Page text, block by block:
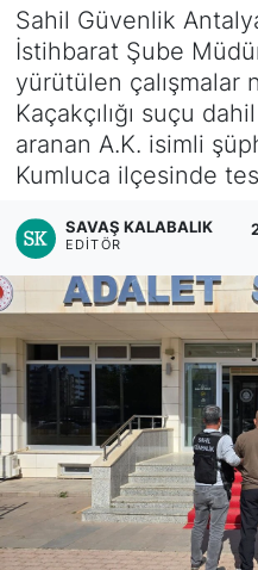
Sahil Güvenlik
İstihbarat Şube
yürütülen çalışmalar
Kaçakçılığı suçu
aranan A.K. isimli
Kumluca ilçesinde
SAVAŞ KALABALIK
EDITÖR